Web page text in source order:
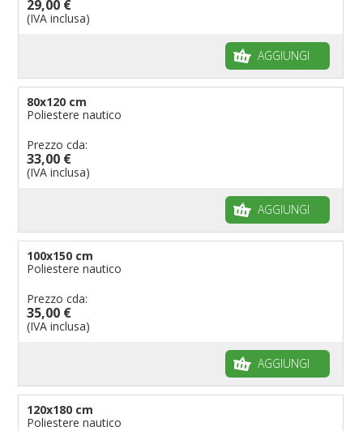
29,00 €
(IVA inclusa)
AGGIUNGI
80x120 cm
Poliestere nautico
Prezzo cda:
33,00 €
(IVA inclusa)
AGGIUNGI
100x150 cm
Poliestere nautico
Prezzo cda:
35,00 €
(IVA inclusa)
AGGIUNGI
120x180 cm
Poliestere nautico